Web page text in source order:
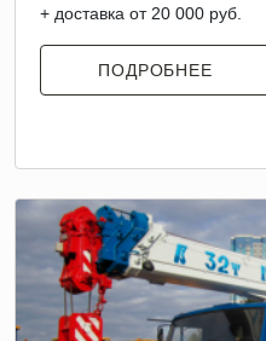
+ доставка от 20 000 руб.
ПОДРОБНЕЕ